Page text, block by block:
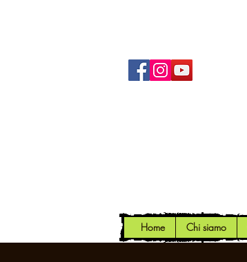
Home Chi siamo